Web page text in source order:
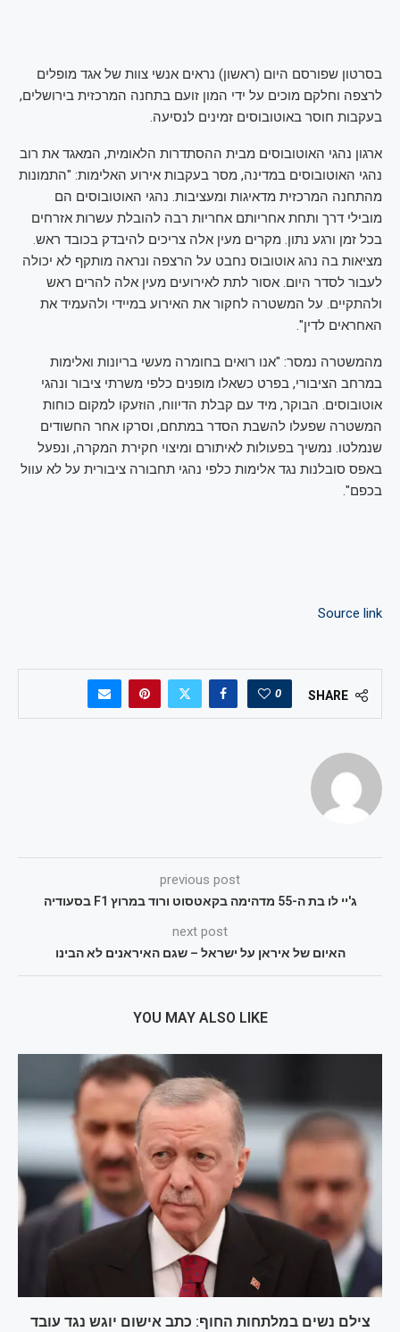
בסרטון שפורסם היום (ראשון) נראים אנשי צוות של אגד מופלים
לרצפה וחלקם מוכים על ידי המון זועם בתחנה המרכזית בירושלים,
בעקבות חוסר באוטובוסים זמינים לנסיעה.
ארגון נהגי האוטובוסים מבית ההסתדרות הלאומית, המאגד את רוב
נהגי האוטובוסים במדינה, מסר בעקבות אירוע האלימות: "התמונות
מהתחנה המרכזית מדאיגות ומעציבות. נהגי האוטובוסים הם
מובילי דרך ותחת אחריותם אחריות רבה להובלת עשרות אזרחים
בכל זמן ורגע נתון. מקרים מעין אלה צריכים להיבדק בכובד ראש.
מציאות בה נהג אוטובוס נחבט על הרצפה ונראה מותקף לא יכולה
לעבור לסדר היום. אסור לתת לאירועים מעין אלה להרים ראש
ולהתקיים. על המשטרה לחקור את האירוע במיידי ולהעמיד את
האחראים לדין".
מהמשטרה נמסר: "אנו רואים בחומרה מעשי בריונות ואלימות
במרחב הציבורי, בפרט כשאלו מופנים כלפי משרתי ציבור ונהגי
אוטובוסים. הבוקר, מיד עם קבלת הדיווח, הוזעקו למקום כוחות
המשטרה שפעלו להשבת הסדר במתחם, וסרקו אחר החשודים
שנמלטו. נמשיך בפעולות לאיתורם ומיצוי חקירת המקרה, ונפעל
באפס סובלנות נגד אלימות כלפי נהגי תחבורה ציבורית על לא עוול
בכפם".
Source link
SHARE
0
previous post
ג'יי לו בת ה-55 מדהימה בקאטסוט ורוד במרוץ F1 בסעודיה
next post
האיום של איראן על ישראל – שגם האיראנים לא הבינו
YOU MAY ALSO LIKE
צילם נשים במלתחות החוף: כתב אישום יוגש נגד עובד